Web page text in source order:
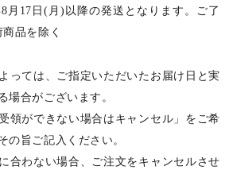
月17日(月)以降の発送となります。ご了
品を除く
っては、ご指定いただいたお届け日と実
場合がございます。
領ができない場合はキャンセル」をご希
の旨ご記入ください。
合わない場合、ご注文をキャンセルさせ